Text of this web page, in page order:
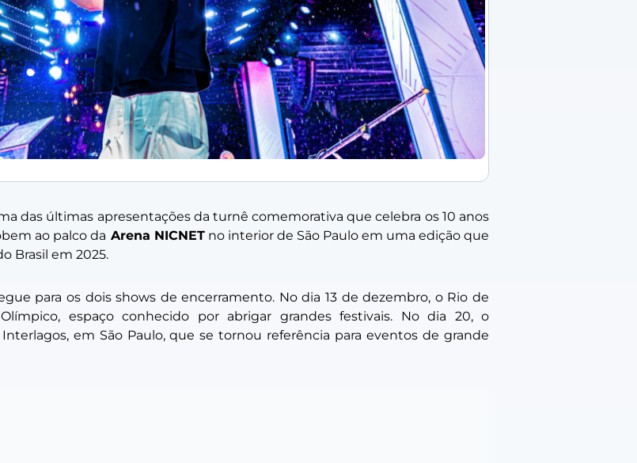
das últimas apresentações da turnê comemorativa que celebra os 10 anos
ao palco da Arena NICNETno interior de São Paulo em uma edição que
Brasil em 2025.
para os dois shows de encerramento. No dia 13 de dezembro, o Rio de
espaço conhecido por abrigar grandes festivais. No dia 20, o
em São Paulo, que se tornou referência para eventos de grande